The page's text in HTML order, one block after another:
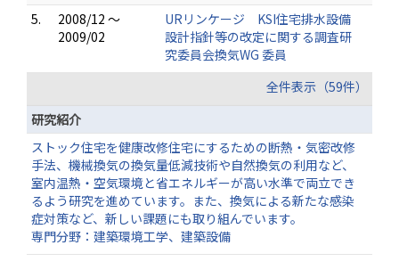
5.
2008/12 ～
2009/02
URリンケージ KSI住宅排水設備
設計指針等の改定に関する調査研
究委員会換気WG 委員
全件表示（59件）
研究紹介
ストック住宅を健康改修住宅にするための断熱・気密改修
手法、機械換気の換気量低減技術や自然換気の利用など、
室内温熱・空気環境と省エネルギーが高い水準で両立でき
るよう研究を進めています。また、換気による新たな感染
症対策など、新しい課題にも取り組んでいます。
専門分野：建築環境工学、建築設備